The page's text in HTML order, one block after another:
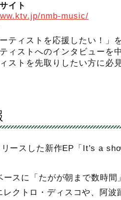
イト
nmb-music/
ーティストを応援したい！」
ィストへのインタビューを
ストを先取りしたい方に必
ースした新作EP「It’s a
ースに「たがが朝まで数時
レクトロ・ディスコや、阿